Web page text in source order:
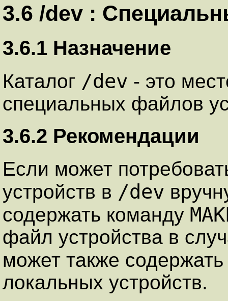
3.6 /dev :
3.6.1 Назначение
Каталог /dev - это
специальных файлов
3.6.2 Рекомендации
Если может
устройств в /dev
содержать команду
файл устройства в
может также
локальных устройств.